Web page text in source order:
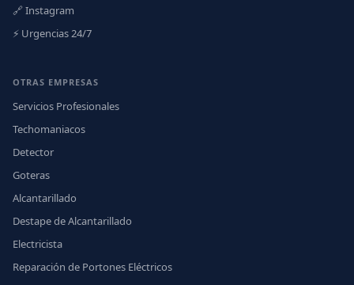
🔗 Instagram
⚡ Urgencias 24/7
OTRAS EMPRESAS
Servicios Profesionales
Techomaniacos
Detector
Goteras
Alcantarillado
Destape de Alcantarillado
Electricista
Reparación de Portones Eléctricos